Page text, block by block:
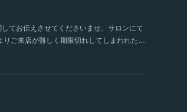
てお伝えさせてくださいませ。サロンにて
りご来店が難しく期限切れしてしまわれた…